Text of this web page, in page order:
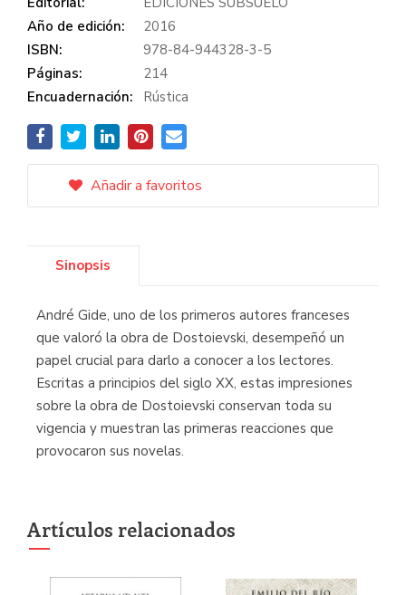
Año de edición:
2016
ISBN:
978-84-944328-3-5
Páginas:
214
Encuadernación:
Rústica
Añadir a favoritos
Sinopsis
André Gide, uno de los primeros autores franceses
que valoró la obra de Dostoievski, desempeñó un
papel crucial para darlo a conocer a los lectores.
Escritas a principios del siglo XX, estas impresiones
sobre la obra de Dostoievski conservan toda su
vigencia y muestran las primeras reacciones que
provocaron sus novelas.
Artículos relacionados